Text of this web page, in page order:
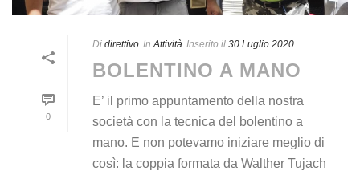
0
Di direttivo In Attività Inserito il 30 Luglio 2020
BOLENTINO A MANO
E’ il primo appuntamento della nostra
società con la tecnica del bolentino a
mano. E non potevamo iniziare meglio di
così: la coppia formata da Walther Tujach